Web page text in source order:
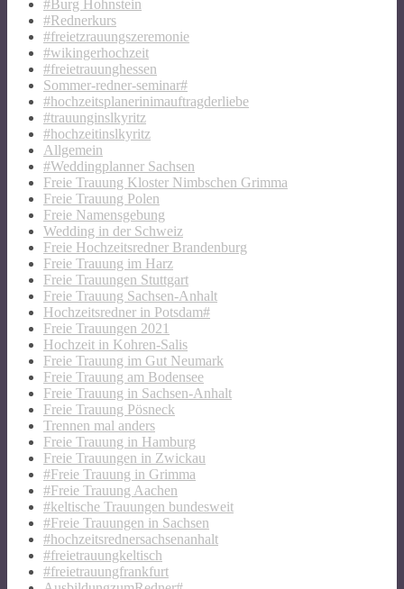
#Burg Hohnstein
#Rednerkurs
#freietzrauungszeremonie
#wikingerhochzeit
#freietrauunghessen
Sommer-redner-seminar#
#hochzeitsplanerinimauftragderliebe
#trauunginslkyritz
#hochzeitinslkyritz
Allgemein
#Weddingplanner Sachsen
Freie Trauung Kloster Nimbschen Grimma
Freie Trauung Polen
Freie Namensgebung
Wedding in der Schweiz
Freie Hochzeitsredner Brandenburg
Freie Trauung im Harz
Freie Trauungen Stuttgart
Freie Trauung Sachsen-Anhalt
Hochzeitsredner in Potsdam#
Freie Trauungen 2021
Hochzeit in Kohren-Salis
Freie Trauung im Gut Neumark
Freie Trauung am Bodensee
Freie Trauung in Sachsen-Anhalt
Freie Trauung Pösneck
Trennen mal anders
Freie Trauung in Hamburg
Freie Trauungen in Zwickau
#Freie Trauung in Grimma
#Freie Trauung Aachen
#keltische Trauungen bundesweit
#Freie Trauungen in Sachsen
#hochzeitsrednersachsenanhalt
#freietrauungkeltisch
#freietrauungfrankfurt